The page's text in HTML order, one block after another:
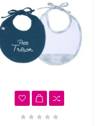
    